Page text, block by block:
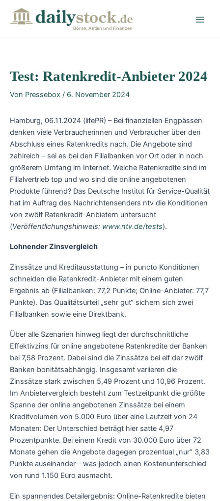
Börse, Aktien und Finanzen
Test: Ratenkredit-Anbieter 2024
Von Pressebox / 6. November 2024
Hamburg, 06.11.2024 (lifePR) – Bei finanziellen Engpässen
denken viele Verbraucherinnen und Verbraucher über den
Abschluss eines Ratenkredits nach. Die Angebote sind
zahlreich – sei es bei den Filialbanken vor Ort oder in noch
größerem Umfang im Internet. Welche Ratenkredite sind im
Filialvertrieb top und wo sind die online angebotenen
Produkte führend? Das Deutsche Institut für Service-Qualität
hat im Auftrag des Nachrichtensenders ntv die Konditionen
von zwölf Ratenkredit-Anbietern untersucht
(Veröffentlichungshinweis: www.ntv.de/tests).
Lohnender Zinsvergleich
Zinssätze und Kreditausstattung – in puncto Konditionen
schneiden die Ratenkredit-Anbieter mit einem guten
Ergebnis ab (Filialbanken: 77,2 Punkte; Online-Anbieter: 77,7
Punkte). Das Qualitätsurteil „sehr gut“ sichern sich zwei
Filialbanken sowie eine Direktbank.
Über alle Szenarien hinweg liegt der durchschnittliche
Effektivzins für online angebotene Ratenkredite der Banken
bei 7,58 Prozent. Dabei sind die Zinssätze bei elf der zwölf
Banken bonitätsabhängig. Insgesamt variieren die
Zinssätze stark zwischen 5,49 Prozent und 10,96 Prozent.
Im Anbietervergleich besteht zum Testzeitpunkt die größte
Spanne der online angebotenen Zinssätze bei einem
Kreditvolumen von 5.000 Euro über eine Laufzeit von 24
Monaten: Der Unterschied beträgt hier satte 4,97
Prozentpunkte. Bei einem Kredit von 30.000 Euro über 72
Monate gehen die Angebote dagegen prozentual „nur“ 3,83
Punkte auseinander – was jedoch einen Kostenunterschied
von rund 1.150 Euro ausmacht.
Ein spannendes Detailergebnis: Online-Ratenkredite bieten